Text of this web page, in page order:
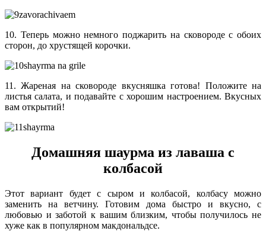
10. Теперь можно немного поджарить на сковороде с обоих
сторон, до хрустящей корочки.
11. Жареная на сковороде вкусняшка готова! Положите на
листья салата, и подавайте с хорошим настроением. Вкусных
вам открытий!
Домашняя шаурма из лаваша с
колбасой
Этот вариант будет с сыром и колбасой, колбасу можно
заменить на ветчину. Готовим дома быстро и вкусно, с
любовью и заботой к вашим близким, чтобы получилось не
хуже как в популярном макдональдсе.